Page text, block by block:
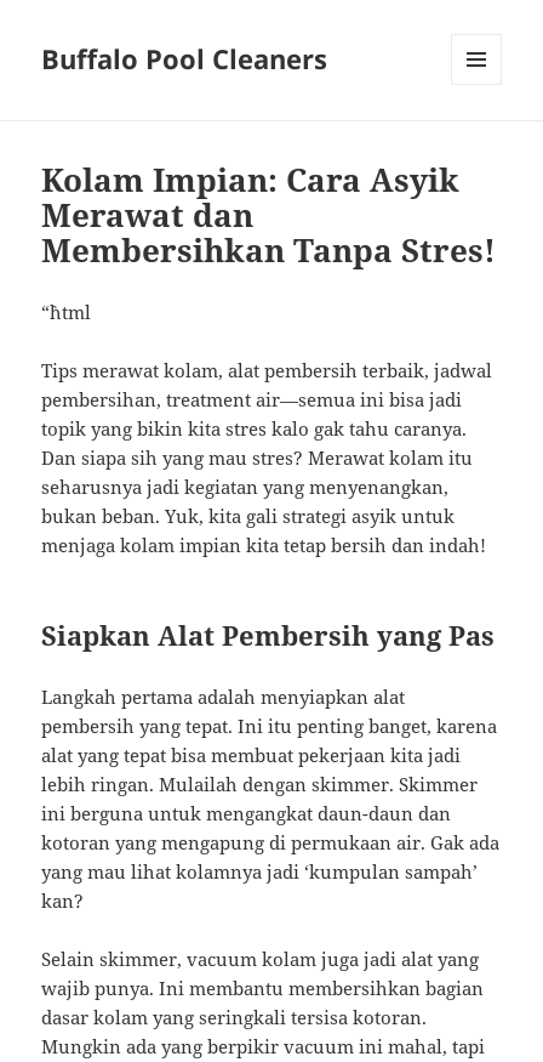
Buffalo Pool Cleaners
Kolam Impian: Cara Asyik
Merawat dan
Membersihkan Tanpa Stres!
“`html
Tips merawat kolam, alat pembersih terbaik, jadwal
pembersihan, treatment air—semua ini bisa jadi
topik yang bikin kita stres kalo gak tahu caranya.
Dan siapa sih yang mau stres? Merawat kolam itu
seharusnya jadi kegiatan yang menyenangkan,
bukan beban. Yuk, kita gali strategi asyik untuk
menjaga kolam impian kita tetap bersih dan indah!
Siapkan Alat Pembersih yang Pas
Langkah pertama adalah menyiapkan alat
pembersih yang tepat. Ini itu penting banget, karena
alat yang tepat bisa membuat pekerjaan kita jadi
lebih ringan. Mulailah dengan skimmer. Skimmer
ini berguna untuk mengangkat daun-daun dan
kotoran yang mengapung di permukaan air. Gak ada
yang mau lihat kolamnya jadi ‘kumpulan sampah’
kan?
Selain skimmer, vacuum kolam juga jadi alat yang
wajib punya. Ini membantu membersihkan bagian
dasar kolam yang seringkali tersisa kotoran.
Mungkin ada yang berpikir vacuum ini mahal, tapi